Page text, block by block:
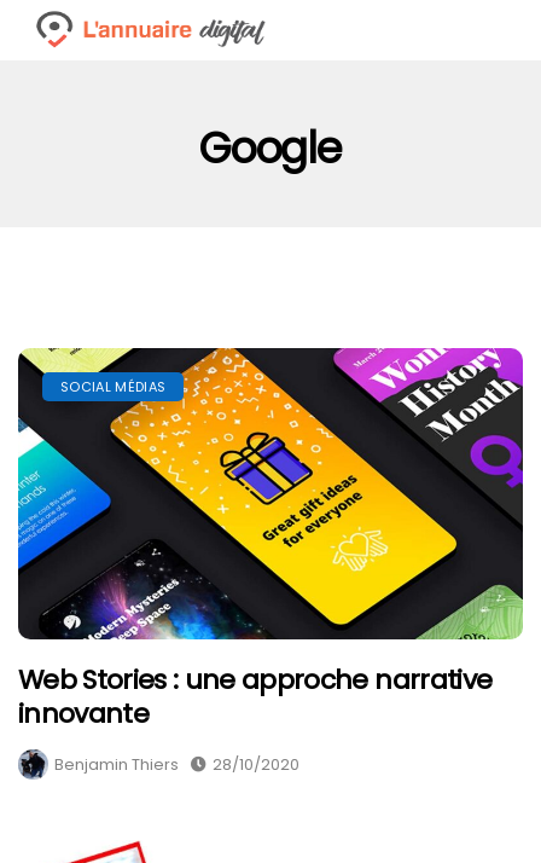
Google
SOCIAL MÉDIAS
Web Stories : une approche narrative
innovante
Benjamin Thiers 28/10/2020